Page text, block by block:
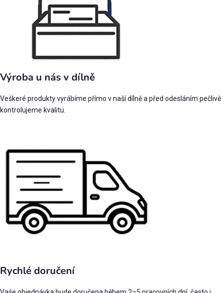
Výroba u nás v dílně
Veškeré produkty vyrábíme přímo v naší dílně a před odesláním pečlivě
kontrolujeme kvalitu.
Rychlé doručení